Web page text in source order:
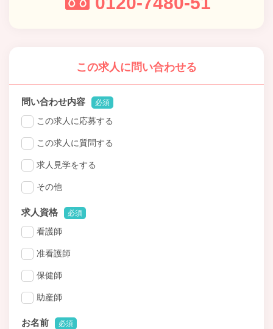
この求人に問い合わせる
問い合わせ内容 必須
この求人に応募する
この求人に質問する
求人見学をする
その他
求人資格 必須
看護師
准看護師
保健師
助産師
お名前 必須